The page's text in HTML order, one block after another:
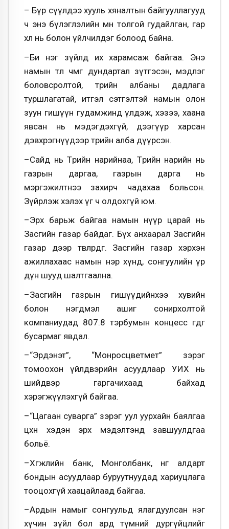
– Бүр сүүлдээ хууль хяналтын байгууллагууд
ч энэ бүлэглэлийн өмнө толгой гудайлган, гар
хөл нь болон үйлчилдэг болоод байна.
–Би нэг зүйлд их харамсаж байгаа. Энэ
намын төлөө чөмгөө дундартал зүтгэсэн, мэдлэг
боловсролтой, төрийн албаны дадлага
туршлагатай, итгэл сэтгэлтэй намын олон
зуун гишүүн гудамжинд үлдэж, хэзээ, хаана
явсан нь мэдэгдэхгүй, дээгүүр харсан
дэвхрэгнүүдээр төрийн алба дүүрсэн.
–Сайд нь Төрийн нарийнаа, Төрийн нарийн нь
газрын даргаа, газрын дарга нь
мэргэжилтнээ захирч чадахаа больсон.
Зүйрлэж хэлэх үг ч олдохгүй юм.
–Эрх барьж байгаа намын нүүр царай нь
Засгийн газар байдаг. Бүх анхаарал Засгийн
газар дээр төвлөрдөг. Засгийн газар хэрхэн
ажиллахаас намын нэр хүнд, сонгуулийн үр
дүн шууд шалтгаална.
–Засгийн газрын гишүүдийнхээ хувийн
болон нэгдмэл ашиг сонир­холтой
компаниудад 807.8 тэрбумын кон­цесс өгдөг
бусармаг явдал.
–“Эрдэнэт”, “Монросцветмет” зэрэг
томоохон үйлдвэрийн асуудлаар УИХ нь
шийдвэр гаргачихаад байхад
хэрэгжүүлэхгүй байгаа.
–“Цагаан суварга” зэрэг уул уурхайн баялгаа
цөөхөн хэдэн эрх мэдэлтэнд завшуулдгаа
больё.
–Хөгжлийн банк, Монголбанк, нөгөө алдарт
бондын асуудлаар буруутнуудад хариуцлага
тооцохгүй хаацайлаад байгаа.
–Ардын намыг сонгуульд ялагдуулсан нэг
хүчин зүйл бол ард түмний дургүйцлийг